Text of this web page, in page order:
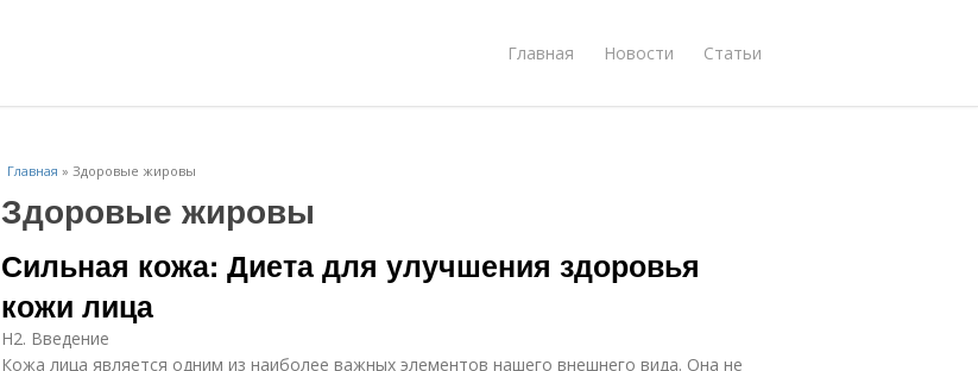
Главная Новости Статьи
Главная » Здоровые жировы
Здоровые жировы
Сильная кожа: Диета для улучшения здоровья
кожи лица
H2. Введение
Кожа лица является одним из наиболее важных элементов нашего внешнего вида. Она не